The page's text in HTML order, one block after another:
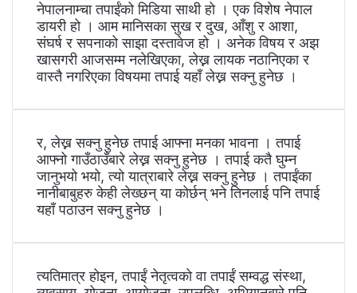
नेपालनाम्चा तपाईंको मिडिया साथी हो । एक विशेष नेपाल
डायरी हो । आम मानिसका सुख र दुख, आँशु र आशा,
संघर्ष र सपनाको साझा दस्तावेज हो । अनेक विषय र अझ
खासगरी आजसम्म नलेखिएका, लेख्न लायक नठानिएका र
वास्तै नगरिएका विषयमा तपाई यहाँ लेख्न सक्नु हुनेछ ।
र, लेख्न सक्नु हुनेछ तपाई आफ्ना मनका भावना । तपाई
आफ्नो गाउँठाउँबारे लेख्न सक्नु हुनेछ । तपाई कतै घुम्न
जानुभयो भयो, त्यो यात्राबारे लेख्न सक्नु हुनेछ । तपाईंका
नानीबाबुहरु केही लेख्छन् या कोर्छन् भने तिनलाई पनि तपाई
यहाँ पठाउन सक्नु हुनेछ ।
त्यतिमात्र होइन, तपाईं नेतृत्वको वा तपाईं सम्वद्ध संस्था,